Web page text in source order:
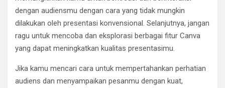
dengan audiensmu dengan cara yang tidak mungkin
dilakukan oleh presentasi konvensional. Selanjutnya, jangan
ragu untuk mencoba dan eksplorasi berbagai fitur Canva
yang dapat meningkatkan kualitas presentasimu.
Jika kamu mencari cara untuk mempertahankan perhatian
audiens dan menyampaikan pesanmu dengan kuat,